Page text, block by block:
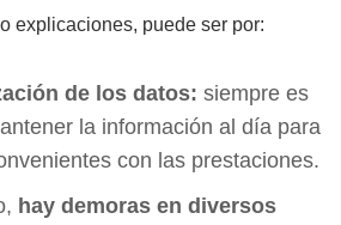
explicaciones, puede ser por:
de los datos: siempre es
la información al día para
con las prestaciones.
hay demoras en diversos